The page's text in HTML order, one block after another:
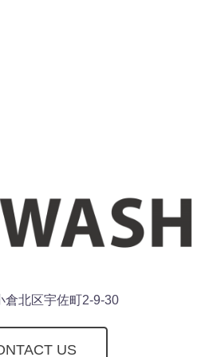
倉北区宇佐町2-9-30
US